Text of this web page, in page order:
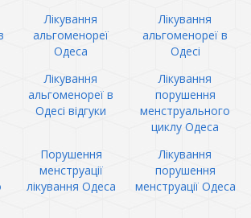
Лікування
альгоменореї
Одеса
Лікування
альгоменореї в
Одесі
Лікування
альгоменореї в
Одесі відгуки
Лікування
порушення
менструального
циклу Одеса
Порушення
менструації
лікування Одеса
Лікування
порушення
менструації Одеса